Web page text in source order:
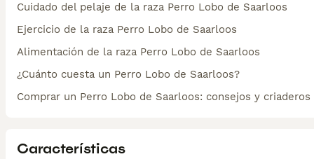
Cuidado del pelaje de la raza Perro Lobo de Saarloos
Ejercicio de la raza Perro Lobo de Saarloos
Alimentación de la raza Perro Lobo de Saarloos
¿Cuánto cuesta un Perro Lobo de Saarloos?
Comprar un Perro Lobo de Saarloos: consejos y criaderos
Características